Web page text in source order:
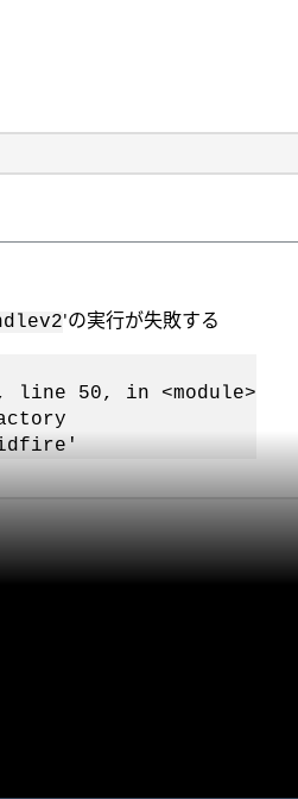
'の実行が失敗する
50, in <module>